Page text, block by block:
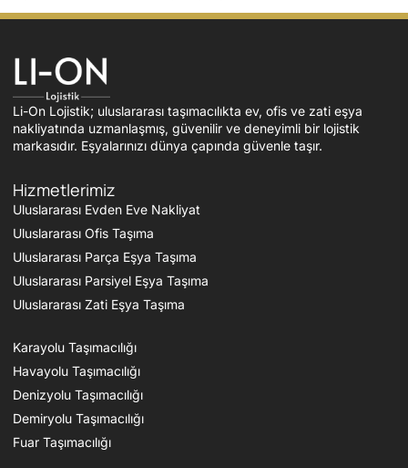
Li-On Lojistik; uluslararası taşımacılıkta ev, ofis ve zati eşya
nakliyatında uzmanlaşmış, güvenilir ve deneyimli bir lojistik
markasıdır. Eşyalarınızı dünya çapında güvenle taşır.
Hizmetlerimiz
Uluslararası Evden Eve Nakliyat
Uluslararası Ofis Taşıma
Uluslararası Parça Eşya Taşıma
Uluslararası Parsiyel Eşya Taşıma
Uluslararası Zati Eşya Taşıma
Karayolu Taşımacılığı
Havayolu Taşımacılığı
Denizyolu Taşımacılığı
Demiryolu Taşımacılığı
Fuar Taşımacılığı